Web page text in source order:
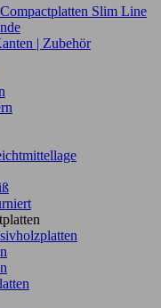
Slim Line
| Zubehör